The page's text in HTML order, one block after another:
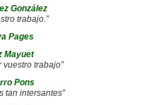
González
trabajo.”
Pages
Mayuet
vuestro trabajo”
Pons
tan intersantes”